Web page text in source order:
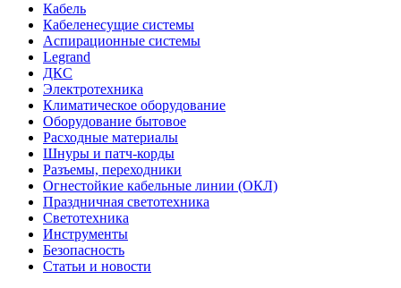
Кабель
Кабеленесущие системы
Аспирационные системы
Legrand
ДКС
Электротехника
Климатическое оборудование
Оборудование бытовое
Расходные материалы
Шнуры и патч-корды
Разъемы, переходники
Огнестойкие кабельные линии (ОКЛ)
Праздничная светотехника
Светотехника
Инструменты
Безопасность
Статьи и новости